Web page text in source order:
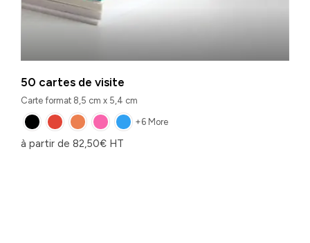
50 cartes de visite
Carte format 8,5 cm x 5,4 cm
+6 More
à partir de 82,50€ HT